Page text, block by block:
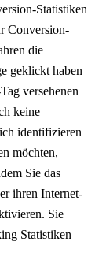
Statistiken
Conversion-
die
geklickt haben
versehenen
keine
identifizieren
möchten,
Sie das
ihren Internet-
Sie
Statistiken